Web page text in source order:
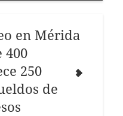
en Mérida
400
250
de